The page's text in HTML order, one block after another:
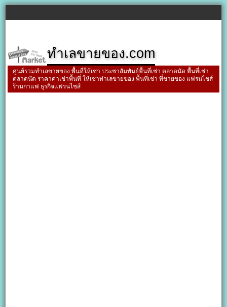
ทำเลขายของ.com
ศูนย์รวมทำเลขายของ พื้นที่ให้เช่า ประชาสัมพันธ์พื้นที่เช่า ตลาดนัด พื้นที่เช่า
ตลาดนัด ราคาค่าเช่าพื้นที่ ให้เช่าทำเลขายของ พื้นที่เช่า ที่ขายของ แฟรนไชส์
ร้านกาแฟ ธุรกิจแฟรนไชส์